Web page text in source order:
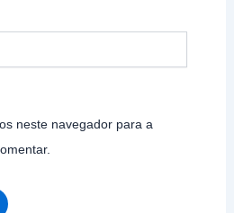
neste navegador para a